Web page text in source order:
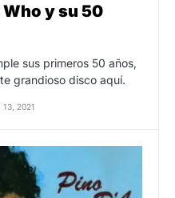
Who y su 50
sus primeros 50 años,
grandioso disco aquí.
13, 2021